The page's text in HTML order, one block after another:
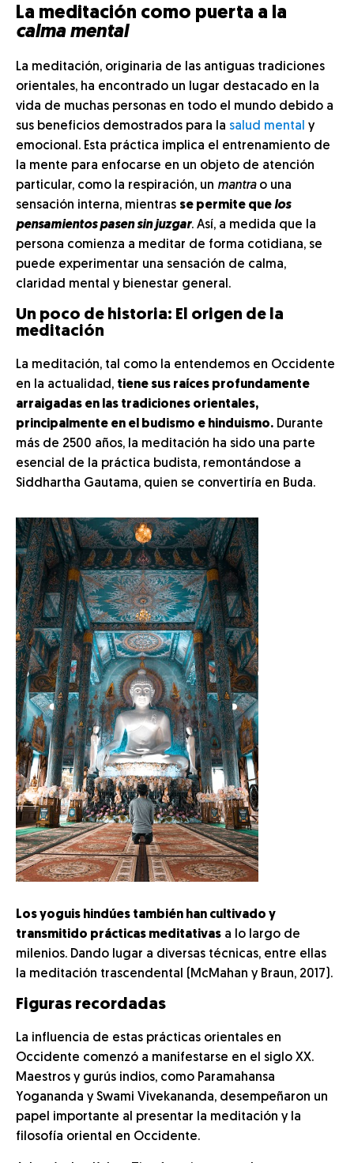
La meditación como puerta a la
calma mental
La meditación, originaria de las antiguas tradiciones
orientales, ha encontrado un lugar destacado en la
vida de muchas personas en todo el mundo debido a
sus beneficios demostrados para la salud mental y
emocional. Esta práctica implica el entrenamiento de
la mente para enfocarse en un objeto de atención
particular, como la respiración, un mantrao una
sensación interna, mientras se permite quelos
pensamientos pasen sin juzgar. Así, a medida que la
persona comienza a meditar de forma cotidiana, se
puede experimentar una sensación de calma,
claridad mental y bienestar general.
Un poco de historia: El origen de la
meditación
La meditación, tal como la entendemos en Occidente
en la actualidad, tiene sus raíces profundamente
arraigadas en las tradiciones orientales,
principalmente en el budismo e hinduismo. Durante
más de 2500 años, la meditación ha sido una parte
esencial de la práctica budista, remontándose a
Siddhartha Gautama, quien se convertiría en Buda.
Los yoguis hindúes también han cultivado y
transmitido prácticas meditativas a lo largo de
milenios. Dando lugar a diversas técnicas, entre ellas
la meditación trascendental (McMahan y Braun, 2017).
Figuras recordadas
La influencia de estas prácticas orientales en
Occidente comenzó a manifestarse en el siglo XX.
Maestros y gurús indios, como Paramahansa
Yogananda y Swami Vivekananda, desempeñaron un
papel importante al presentar la meditación y la
filosofía oriental en Occidente.